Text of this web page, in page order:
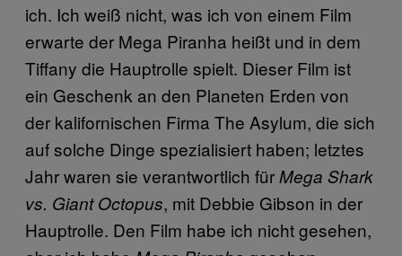
ich. Ich weiß nicht, was ich von einem Film
erwarte der Mega Piranha heißt und in dem
Tiffany die Hauptrolle spielt. Dieser Film ist
ein Geschenk an den Planeten Erden von
der kalifornischen Firma The Asylum, die sich
auf solche Dinge spezialisiert haben; letztes
Jahr waren sie verantwortlich fürMega Shark
vs. Giant Octopus, mit Debbie Gibson in der
Hauptrolle. Den Film habe ich nicht gesehen,